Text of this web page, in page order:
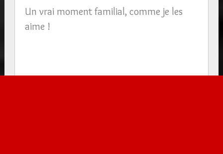
Un vrai moment familial, comme je les
aime !